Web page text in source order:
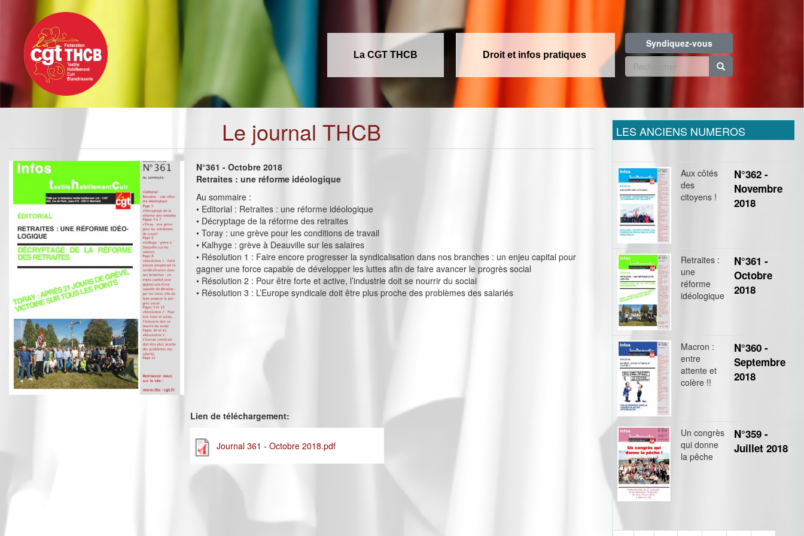
contenu
principal
La CGT THCB Droit et infos pratiques
Syndiquez-vous
Formulaire
recherche
Le journal THCB
N°361 - Octobre 2018
Retraites : une réforme idéologique
Au sommaire :
• Editorial : Retraites : une réforme idéologique
• Décryptage de la réforme des retraites
• Toray : une grève pour les conditions de travail
• Kalhyge : grève à Deauville sur les salaires
• Résolution 1 : Faire encore progresser la syndicalisation dans nos branches : un enjeu capital pour
gagner une force capable de développer les luttes afin de faire avancer le progrès social
• Résolution 2 : Pour être forte et active, l’industrie doit se nourrir du social
• Résolution 3 : L’Europe syndicale doit être plus proche des problèmes des salariés
Lien de téléchargement:
Journal 361 - Octobre 2018.pdf
LES ANCIENS NUMEROS
Aux côtés
des
citoyens !
N°362 -
Novembre
2018
Retraites :
une
réforme
idéologique
N°361 -
Octobre
2018
Macron :
entre
attente et
colère !!
N°360 -
Septembre
2018
Un congrès
qui donne
la pêche
N°359 -
Juillet 2018